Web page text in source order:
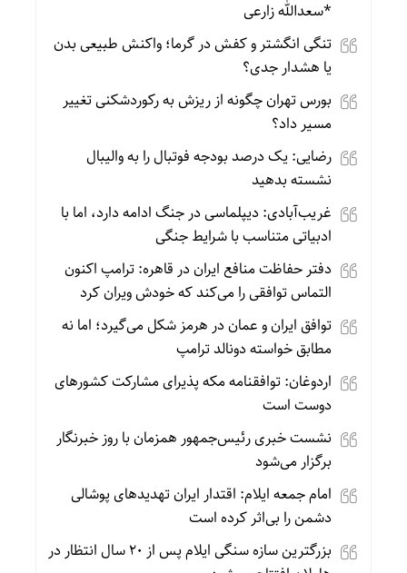
*سعدالله زارعی
تنگی انگشتر و کفش در گرما؛ واکنش طبیعی بدن
یا هشدار جدی؟
بورس تهران چگونه از ریزش به رکوردشکنی تغییر
مسیر داد؟
رضایی: یک درصد بودجه فوتبال را به والیبال
نشسته بدهید
غریب‌آبادی: دیپلماسی در جنگ ادامه دارد، اما با
ادبیاتی متناسب با شرایط جنگی
دفتر حفاظت منافع ایران در قاهره: ترامپ اکنون
التماس توافقی را می‌کند که خودش ویران کرد
توافق ایران و عمان در هرمز شکل می‌گیرد؛ اما نه
مطابق خواسته دونالد ترامپ
اردوغان: توافقنامه مکه پذیرای مشارکت کشورهای
دوست است
نشست خبری رئیس‌جمهور همزمان با روز خبرنگار
برگزار می‌شود
امام جمعه ایلام: اقتدار ایران تهدیدهای پوشالی
دشمن را بی‌اثر کرده است
بزرگترین سازه سنگی ایلام پس از ۲۰ سال انتظار در